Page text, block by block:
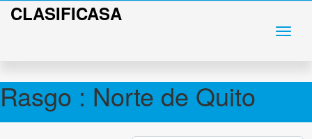
CLASIFICASA
Rasgo : Norte de Quito